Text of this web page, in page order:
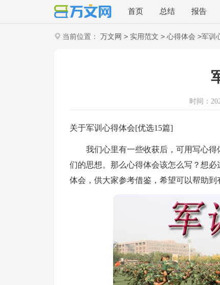
首页 总结 报告
当前位置： 万文网 > 实用范文 > 心得体会 >军训
时间：
关于军训心得体会[优选15篇]
我们心里有一些收获后，可用写心得
们的思想。那么心得体会该怎么写？想
体会，供大家参考借鉴，希望可以帮助到